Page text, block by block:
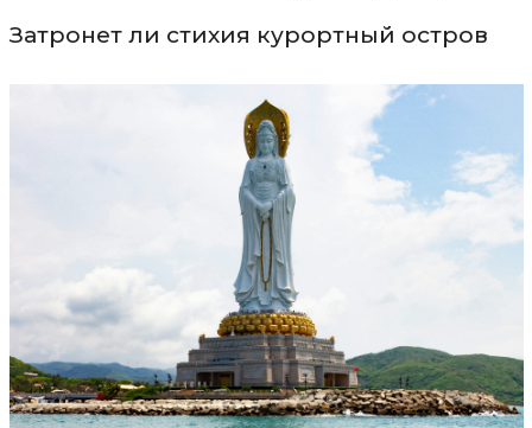
Затронет ли стихия курортный остров